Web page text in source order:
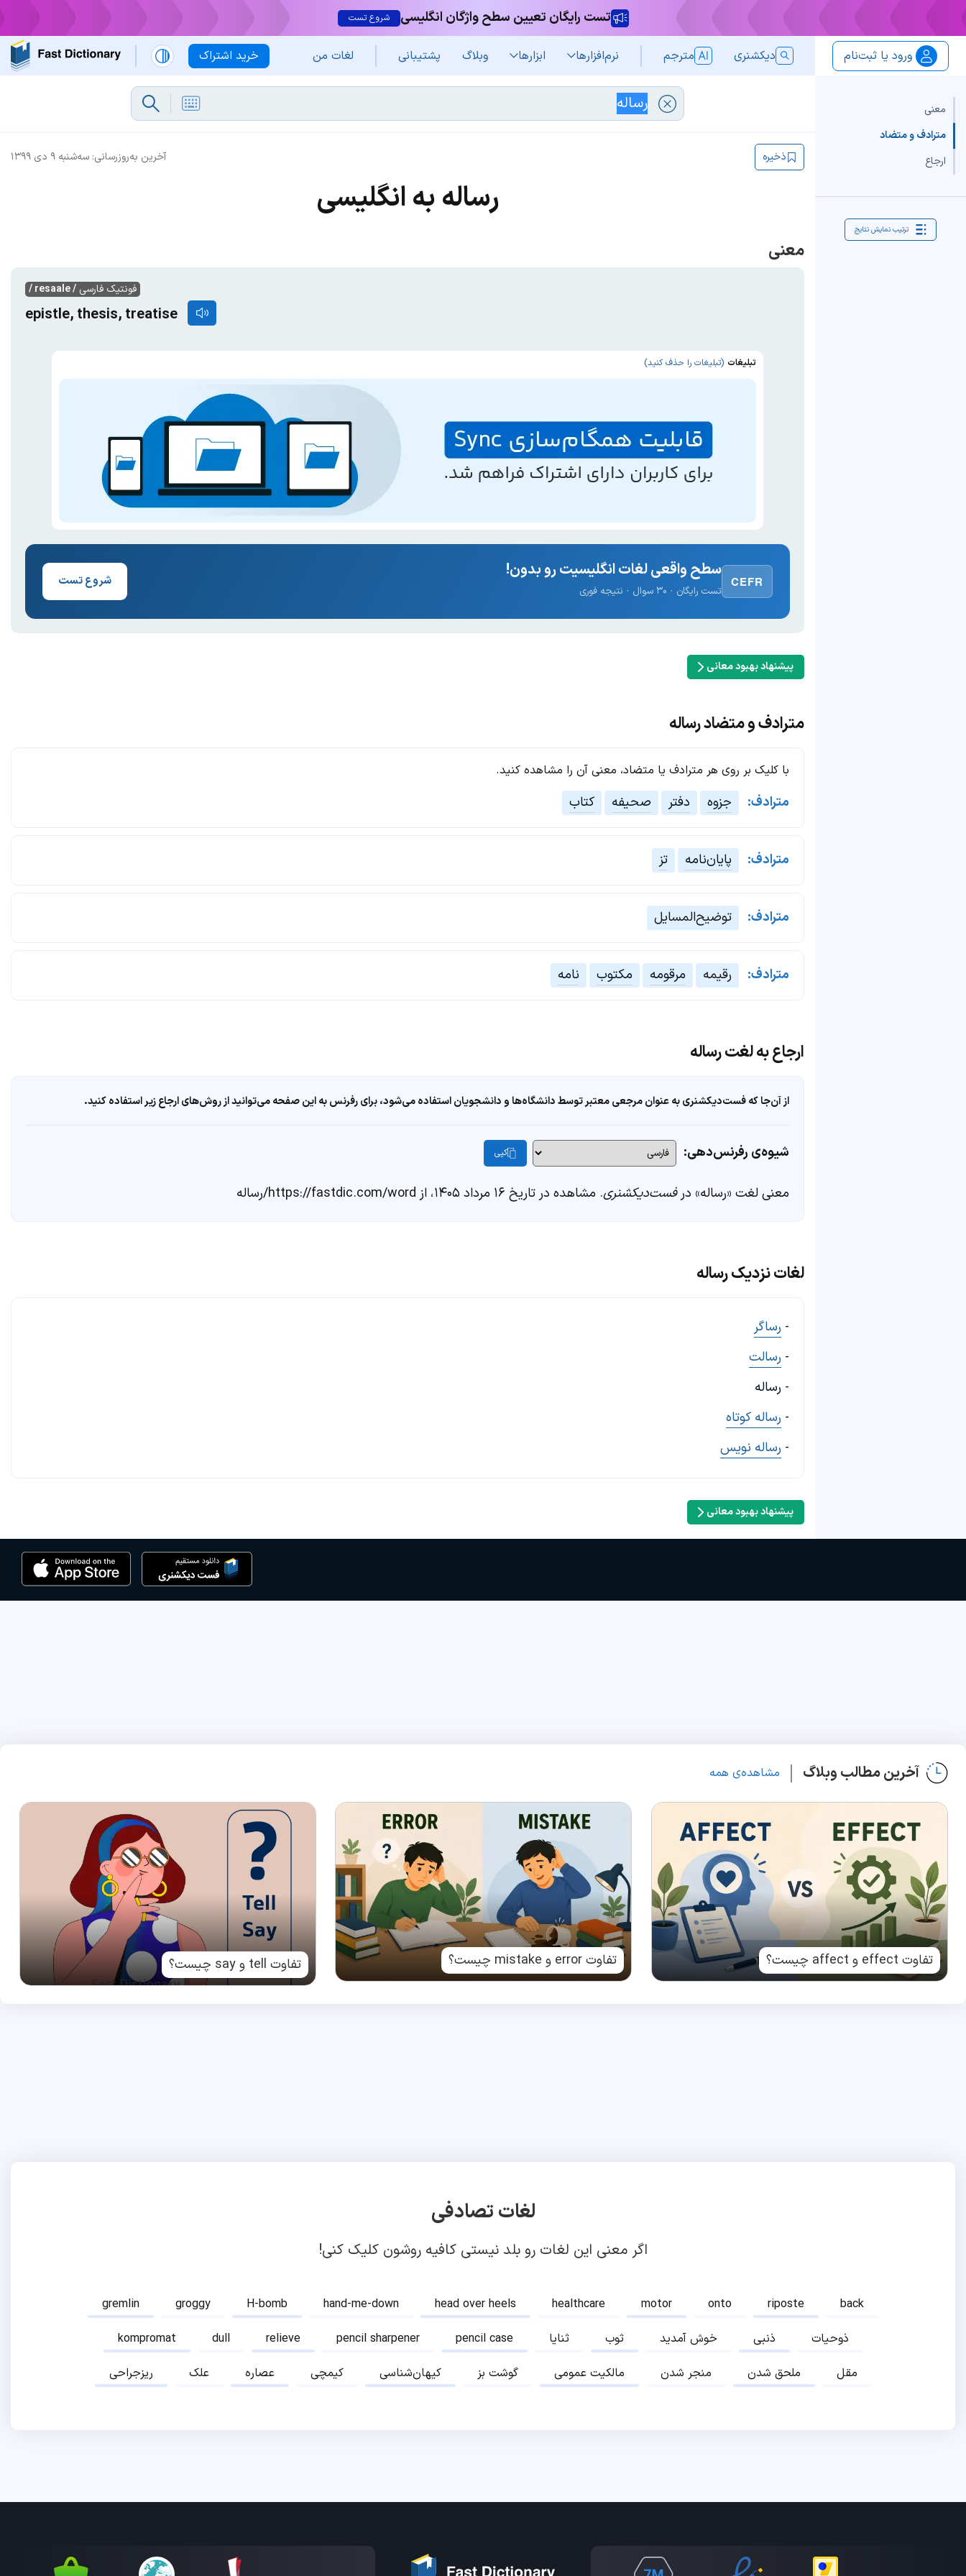
تست رایگان تعیین سطح واژگان انگلیسی شروع تست
خرید اشتراک ورود یا ثبت‌نام دیکشنری مترجم نرم‌افزار‌ها ابزارها وبلاگ پشتیبانی لغات من
معنی
مترادف و متضاد
ارجاع
ترتیب نمایش نتایج
آخرین به‌روزرسانی: سه‌شنبه ۹ دی ۱۳۹۹ ذخیره
رساله به انگلیسی
معنی
فونتیک فارسی / resaale /
epistle, thesis, treatise
تبلیغات (تبلیغات را حذف کنید)
CEFR
سطح واقعی لغات انگلیسیت رو بدون!
تست رایگان · ۳۰ سوال · نتیجه فوری
شروع تست
پیشنهاد بهبود معانی
مترادف و متضاد رساله
با کلیک بر روی هر مترادف یا متضاد، معنی آن را مشاهده کنید.
مترادف: جزوه دفتر صحیفه کتاب
مترادف: پایان‌نامه تز
مترادف: توضیح‌المسایل
مترادف: رقیمه مرقومه مکتوب نامه
ارجاع به لغت رساله
از آن‌جا که فست‌دیکشنری به عنوان مرجعی معتبر توسط دانشگاه‌ها و دانشجویان استفاده می‌شود، برای رفرنس به این صفحه می‌توانید از روش‌های ارجاع زیر استفاده کنید.
شیوه‌ی رفرنس‌دهی: کپی
معنی لغت «رساله» درفست‌دیکشنری. مشاهده در تاریخ ۱۶ مرداد ۱۴۰۵، از https://fastdic.com/word/رساله
لغات نزدیک رساله
- رساگر
- رسالت
- رساله
- رساله کوتاه
- رساله نویس
پیشنهاد بهبود معانی
آخرین مطالب وبلاگ مشاهده‌ی همه
تفاوت effect و affect چیست؟ تفاوت error و mistake چیست؟ تفاوت tell و say چیست؟
لغات تصادفی
اگر معنی این لغات رو بلد نیستی کافیه روشون کلیک کنی!
gremlin groggy H-bomb hand-me-down head over heels healthcare motor onto riposte
back
kompromat
dull relieve pencil sharpener pencil case ثنایا ثوب خوش آمدید ذنبی
ذوحیات
ریزجراحی
علک عصاره کیمچی کیهان‌شناسی گوشت بز مالکیت عمومی منجر شدن ملحق شدن مقل